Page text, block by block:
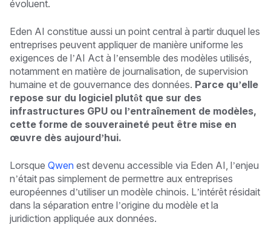
évoluent.
Eden AI constitue aussi un point central à partir duquel les
entreprises peuvent appliquer de manière uniforme les
exigences de l’AI Act à l’ensemble des modèles utilisés,
notamment en matière de journalisation, de supervision
humaine et de gouvernance des données. Parce qu’elle
repose sur du logiciel plutôt que sur des
infrastructures GPU ou l’entraînement de modèles,
cette forme de souveraineté peut être mise en
œuvre dès aujourd’hui.
Lorsque Qwen est devenu accessible via Eden AI, l’enjeu
n’était pas simplement de permettre aux entreprises
européennes d’utiliser un modèle chinois. L’intérêt résidait
dans la séparation entre l’origine du modèle et la
juridiction appliquée aux données.